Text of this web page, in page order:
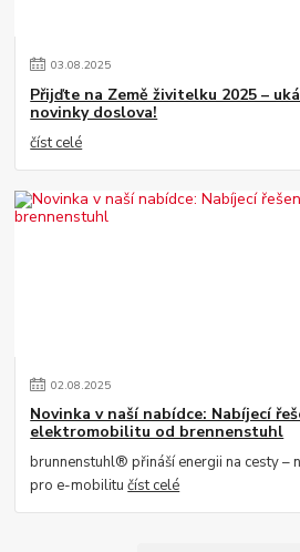
03.08.2025
Přijďte na Země živitelku 2025 –
novinky doslova!
číst celé
02.08.2025
Novinka v naší nabídce: Nabíjecí
elektromobilitu od brennenstuhl
brunnenstuhl® přináší energii na cesty –
pro e-mobilitučíst celé